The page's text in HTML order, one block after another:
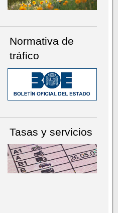
Normativa de
tráfico
Tasas y servicios